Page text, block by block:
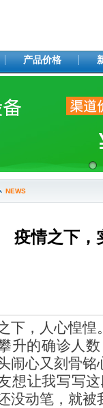
产品价格
NEWS
疫情之下，
下，人心惶惶
升的确诊人
闹心又刻骨铭
想让我写写
没动笔，就被